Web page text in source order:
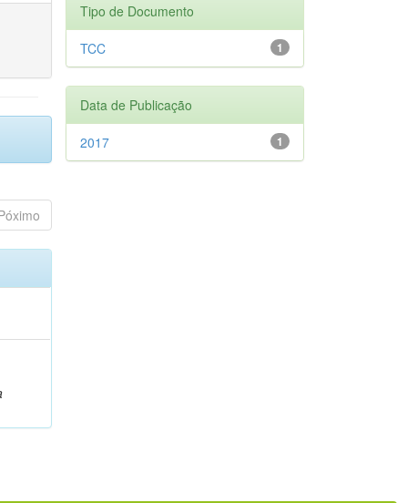
Tipo de Documento
1
TCC
Data de Publicação
1
2017